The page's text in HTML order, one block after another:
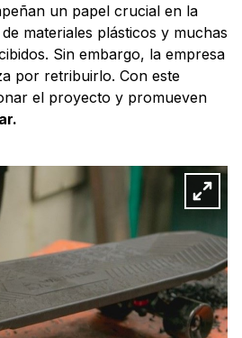
un papel crucial en la
materiales plásticos y muchas
Sin embargo, la empresa
por retribuirlo. Con este
el proyecto y promueven